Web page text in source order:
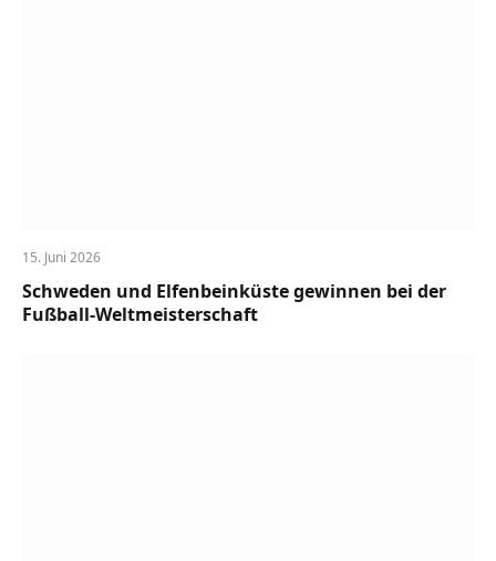
15. Juni 2026
Schweden und Elfenbeinküste gewinnen bei der
Fußball-Weltmeisterschaft